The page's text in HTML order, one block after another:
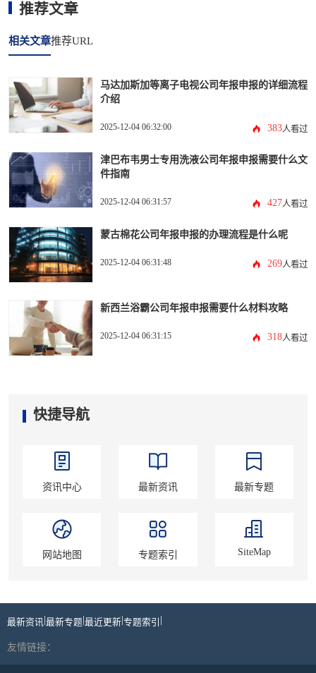
推荐文章
相关文章推荐URL
马达加斯加等离子电视公司年报申报的详细流程
介绍
2025-12-04 06:32:00 383人看过
津巴布韦男士专用洗液公司年报申报需要什么文
件指南
2025-12-04 06:31:57 427人看过
蒙古棉花公司年报申报的办理流程是什么呢
2025-12-04 06:31:48 269人看过
新西兰浴霸公司年报申报需要什么材料攻略
2025-12-04 06:31:15 318人看过
快捷导航
资讯中心 最新资讯 最新专题
网站地图 专题索引 SiteMap
最新资讯 最新专题 最近更新 专题索引
友情链接：